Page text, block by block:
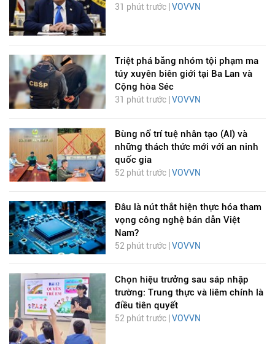
31 phút trước | VOVVN
Triệt phá băng nhóm tội phạm ma
túy xuyên biên giới tại Ba Lan và
Cộng hòa Séc
31 phút trước | VOVVN
Bùng nổ trí tuệ nhân tạo (AI) và
những thách thức mới với an ninh
quốc gia
52 phút trước | VOVVN
Đâu là nút thắt hiện thực hóa tham
vọng công nghệ bán dẫn Việt
Nam?
52 phút trước | VOVVN
Chọn hiệu trưởng sau sáp nhập
trường: Trung thực và liêm chính là
điều tiên quyết
52 phút trước | VOVVN